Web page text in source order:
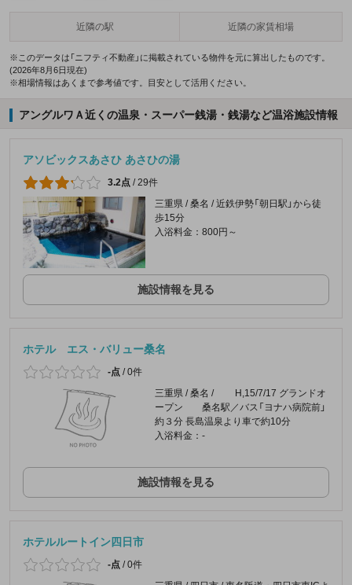
近隣の駅 近隣の家賃相場
※このデータは「ニフティ不動産」に掲載されている物件を元に算出したものです。
(2026年8月6日現在)
※相場情報はあくまで参考値です。目安として活用ください。
アングルワＡ近くの温泉・スーパー銭湯・銭湯など温浴施設情報
アソビックスあさひ あさひの湯
3.2点 /29件
三重県 / 桑名 / 近鉄伊勢「朝日駅」から徒
歩15分
入浴料金：800円～
施設情報を見る
ホテル エス・バリュー桑名
-点 /0件
三重県 / 桑名 / H,15/7/17 グランドオ
ープン 桑名駅／バス「ヨナハ病院前」
約３分 長島温泉より車で約10分
入浴料金：-
施設情報を見る
ホテルルートイン四日市
-点 /0件